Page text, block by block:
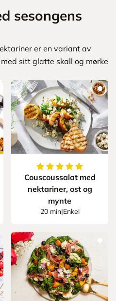
sesongens
er en variant av
sitt glatte skall og mørke
5av5stjerner
Couscoussalat med
nektariner, ost og
mynte
20 min|Enkel